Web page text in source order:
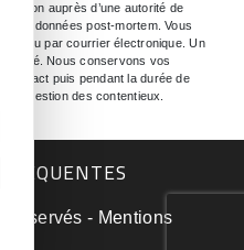
auprès d’une autorité de
vos données post-mortem. Vous
ou par courrier électronique. Un
Nous conservons vos
contact puis pendant la durée de
de gestion des contentieux.
réservés - Mentions